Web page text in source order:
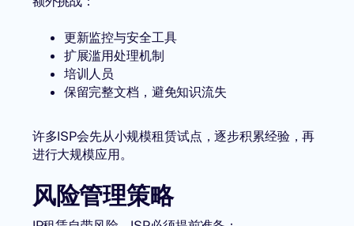
更新监控与安全工具
扩展滥用处理机制
培训人员
保留完整文档，避免知识流失
许多ISP会先从小规模租赁试点，逐步积累经验，再
进行大规模应用。
风险管理策略